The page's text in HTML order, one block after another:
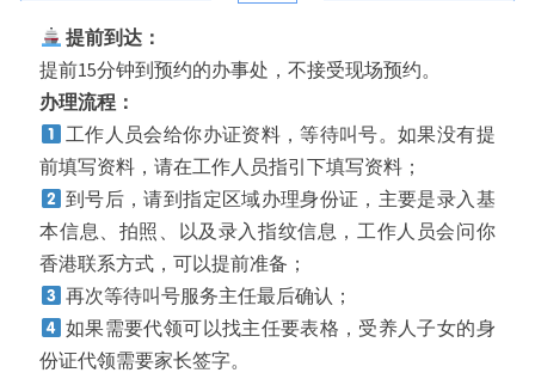
提前到达：
提前15分钟到预约的办事处，不接受现场预约。
办理流程：
工作人员会给你办证资料，等待叫号。如果没有提
前填写资料，请在工作人员指引下填写资料；
到号后，请到指定区域办理身份证，主要是录入基
本信息、拍照、以及录入指纹信息，工作人员会问你
香港联系方式，可以提前准备；
再次等待叫号服务主任最后确认；
如果需要代领可以找主任要表格，受养人子女的身
份证代领需要家长签字。